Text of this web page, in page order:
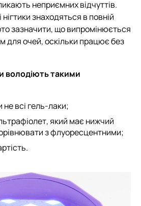
неприємних відчуттів.
знаходяться в повній
зазначити, що випромінюється
для очей, оскільки працює без
володіють такими
всі гель-лаки;
який має нижчий
з флуоресцентними;